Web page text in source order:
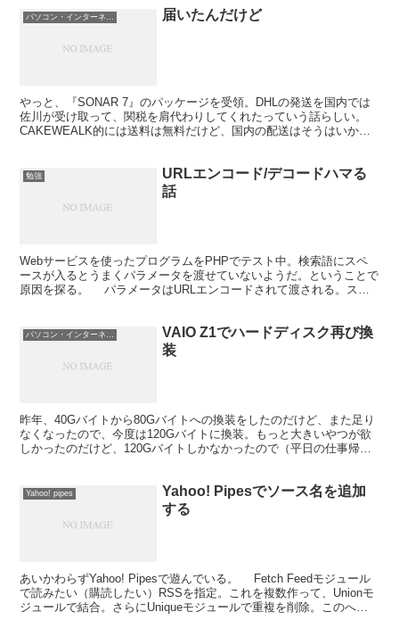
パソコン・インターネット 届いたんだけど
やっと、『SONAR 7』のパッケージを受領。DHLの発送を国内では
佐川が受け取って、関税を肩代わりしてくれたっていう話らしい。
CAKEWEALK的には送料は無料だけど、国内の配送はそうはいかな
勉強
URLエンコード/デコードハマる
話
Webサービスを使ったプログラムをPHPでテスト中。検索語にスペ
ースが入るとうまくパラメータを渡せていないようだ。ということで
原因を探る。 パラメータはURLエンコードされて渡される。スペ
パソコン・インターネット
VAIO Z1でハードディスク再び換
装
昨年、40Gバイトから80Gバイトへの換装をしたのだけど、また足り
なくなったので、今度は120Gバイトに換装。もっと大きいやつが欲
しかったのだけど、120Gバイトしかなかったので（平日の仕事帰り
Yahoo! pipes
Yahoo! Pipesでソース名を追加
する
あいかわらずYahoo! Pipesで遊んでいる。 Fetch Feedモジュール
で読みたい（購読したい）RSSを指定。これを複数作って、Unionモ
ジュールで結合。さらにUniqueモジュールで重複を削除。このへん